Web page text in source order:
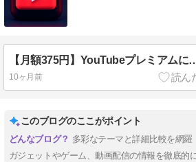
【月額375円】YouTubeプレミア
10ヶ月前
このブログのここがポイント
多彩なテーマと詳細比較を網羅
ガジェットやゲーム、動画配信の情報を徹底的